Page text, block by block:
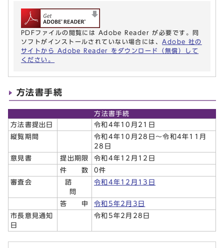
PDFファイルの閲覧には Adobe Reader が必要です。同
ソフトがインストールされていない場合には、 Adobe 社の
サイトから Adobe Reader をダウンロード（無償）して
ください。
方法書手続
方法書手続
方法書提出日
令和4年10月21日
縦覧期間
令和4年10月28日～令和4年11月
28日
意見書
提出期限
令和4年12月12日
件 数
0件
審査会
諮
問
令和4年12月13日
答 申
令和5年2月3日
市長意見通知
日
令和5年2月28日